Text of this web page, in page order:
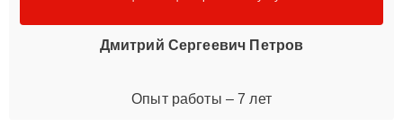
Дмитрий Сергеевич Петров
Опыт работы – 7 лет